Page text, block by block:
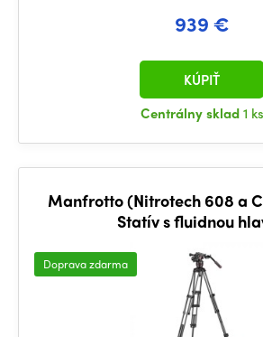
939 €
Centrálny sklad1 ks
KÚPIŤ
Manfrotto (Nitrotech 608 a
Statív s fluidnou
Doprava zdarma